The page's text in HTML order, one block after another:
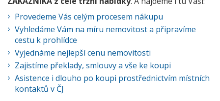
Provedeme Vás celým procesem nákupu
Vyhledáme Vám na míru nemovitost a připravíme
cestu k prohlídce
Vyjednáme nejlepší cenu nemovitosti
Zajistíme překlady, smlouvy a vše ke koupi
Asistence i dlouho po koupi prostřednictvím místních
kontaktů v ČJ